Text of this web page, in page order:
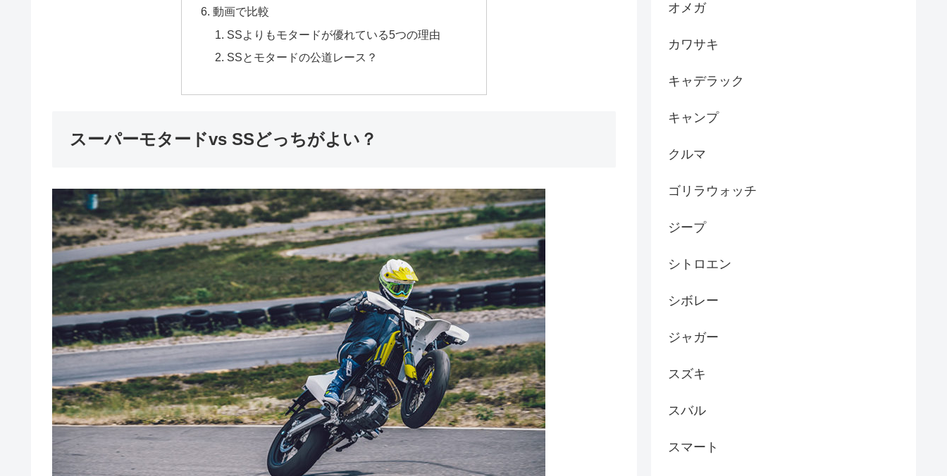
動画で比較
SSよりもモタードが優れている5つの理由
SSとモタードの公道レース？
スーパーモタードvs SSどっちがよい？
オメガ
カワサキ
キャデラック
キャンプ
クルマ
ゴリラウォッチ
ジープ
シトロエン
シボレー
ジャガー
スズキ
スバル
スマート